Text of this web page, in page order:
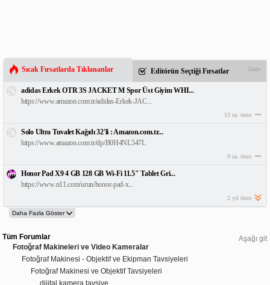
Sıcak Fırsatlarda Tıklananlar Editörün Seçtiği Fırsatlar Gizle
adidas Erkek OTR 3S JACKET M Spor Üst Giyim WHI...
https://www.amazon.com.tr/adidas-Erkek-JAC...
13 sa. önce
Solo Ultra Tuvalet Kağıdı 32'li : Amazon.com.tr...
https://www.amazon.com.tr/dp/B0H4NL547L
9 sa. önce
Honor Pad X9 4 GB 128 GB Wi-Fi 11.5" Tablet Gri...
https://www.n11.com/urun/honor-pad-x...
2 yıl önce
Aşağı git
Tüm Forumlar
Fotoğraf Makineleri ve Video Kameralar
Fotoğraf Makinesi - Objektif ve Ekipman Tavsiyeleri
Fotoğraf Makinesi ve Objektif Tavsiyeleri
dijital kamera tavsiye